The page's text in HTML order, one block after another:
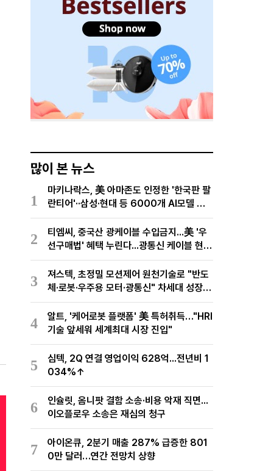
많이 본 뉴스
1
마키나락스, 美 아마존도 인정한 '한국판 팔
란티어'··삼성·현대 등 6000개 AI모델 현
장적용
2
티엠씨, 중국산 광케이블 수입금지...美 '우
선구매법' 혜택 누린다...광통신 케이블 현지
생산
3
져스텍, 초정밀 모션제어 원천기술로 "반도
체·로봇·우주용 모터·광통신" 차세대 성장동
력 재편
4
알트, '케어로봇 플랫폼' 美 특허취득…"HRI
기술 앞세워 세계최대 시장 진입"
5
심텍, 2Q 연결 영업이익 628억...전년비 1
034%↑
6
인슐릿, 옴니팟 결함 소송·비용 악재 직면...
이오플로우 소송은 재심의 청구
7
아이온큐, 2분기 매출 287% 급증한 801
0만 달러…연간 전망치 상향